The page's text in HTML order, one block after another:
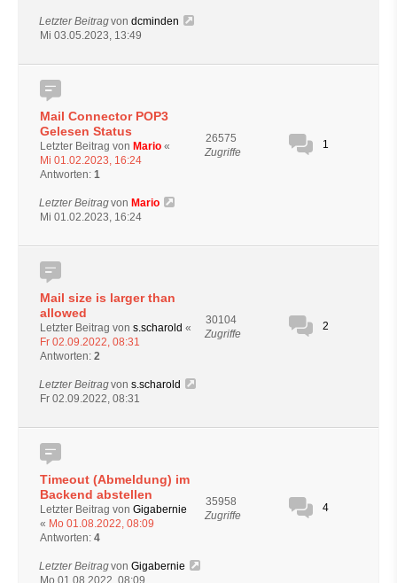
Letzter Beitragvon dcminden
Mi 03.05.2023, 13:49
Mail Connector POP3
Gelesen Status
Letzter Beitrag von Mario «
Mi 01.02.2023, 16:24
Antworten: 1
26575
Zugriffe
1
Letzter Beitragvon Mario
Mi 01.02.2023, 16:24
Mail size is larger than
allowed
Letzter Beitrag von s.scharold «
Fr 02.09.2022, 08:31
Antworten: 2
30104
Zugriffe
2
Letzter Beitragvon s.scharold
Fr 02.09.2022, 08:31
Timeout (Abmeldung) im
Backend abstellen
Letzter Beitrag von Gigabernie
« Mo 01.08.2022, 08:09
Antworten: 4
35958
Zugriffe
4
Letzter Beitragvon Gigabernie
Mo 01.08.2022, 08:09